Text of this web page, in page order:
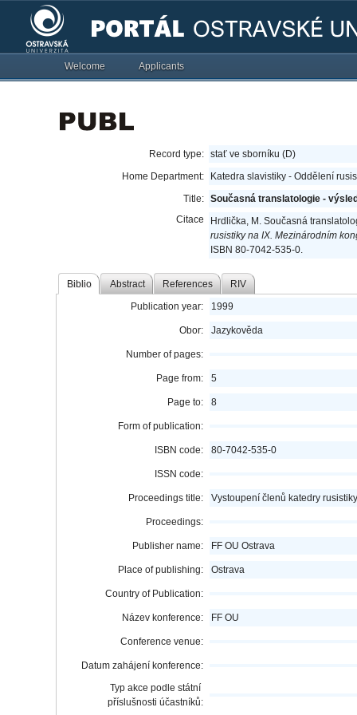
Welcome Applicants
Record type: stať ve sborníku (D)
Home Department:
Katedra slavistiky - Oddělení
Title: Současná translatologie -
Citace
Hrdlička, M. Současná
rusistiky na IX. Mezinárodním
ISBN 80-7042-535-0.
Biblio Abstract References RIV
Publication year: 1999
Obor: Jazykověda
Number of pages:
Page from: 5
Page to: 8
Form of publication:
ISBN code: 80-7042-535-0
ISSN code:
Proceedings title: Vystoupení členů katedry
Proceedings:
Publisher name: FF OU Ostrava
Place of publishing: Ostrava
Country of Publication:
Název konference: FF OU
Conference venue:
Datum zahájení konference:
Typ akce podle státní
příslušnosti účastníků: